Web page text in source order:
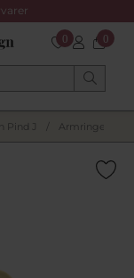
0 0
Pind J Armringe